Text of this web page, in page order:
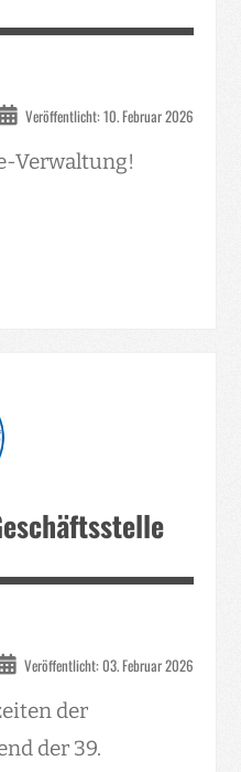
Veröffentlicht: 10. Februar 2026
Verwaltung!
Veröffentlicht: 03. Februar 2026
der
der 39.